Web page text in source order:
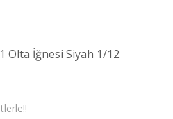
Olta İğnesi Siyah 1/12